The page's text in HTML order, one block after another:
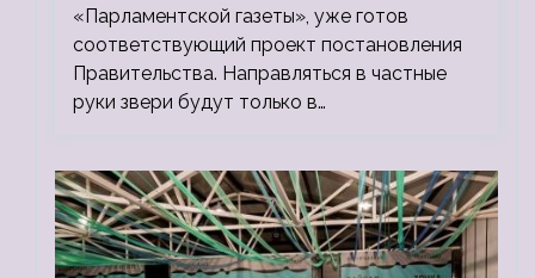
«Парламентской газеты», уже готов
соответствующий проект постановления
Правительства. Направляться в частные
руки звери будут только в…